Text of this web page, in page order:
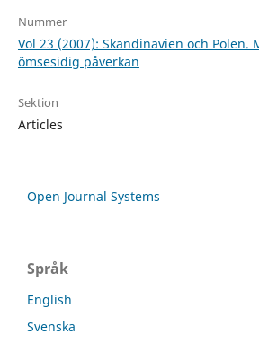
Nummer
Vol 23 (2007): Skandinavien och Polen.
ömsesidig påverkan
Sektion
Articles
Open Journal Systems
Språk
English
Svenska